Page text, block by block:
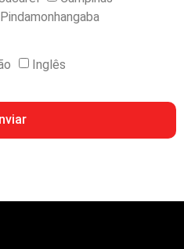
Pindamonhangaba
Inglês